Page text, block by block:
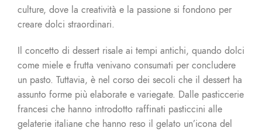
culture, dove la creatività e la passione si fondono per
creare dolci straordinari.
Il concetto di dessert risale ai tempi antichi, quando dolci
come miele e frutta venivano consumati per concludere
un pasto. Tuttavia, è nel corso dei secoli che il dessert ha
assunto forme più elaborate e variegate. Dalle pasticcerie
francesi che hanno introdotto raffinati pasticcini alle
gelaterie italiane che hanno reso il gelato un’icona del